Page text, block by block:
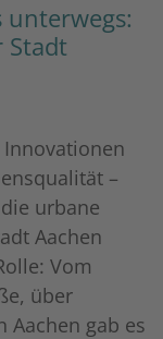
unterwegs:
Stadt
–
urbane
Aachen
Vom
über
Aachen gab es